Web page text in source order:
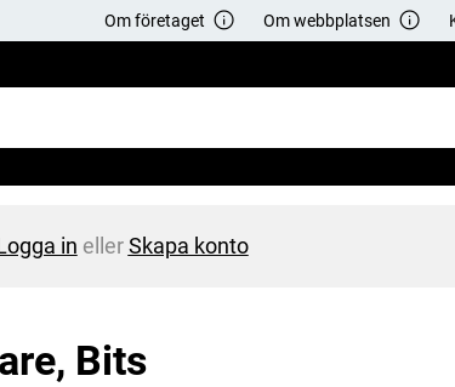
Om företaget Om webbplatsen
in ellerSkapa konto
Bits